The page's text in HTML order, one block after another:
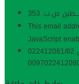
This email
JavaScript